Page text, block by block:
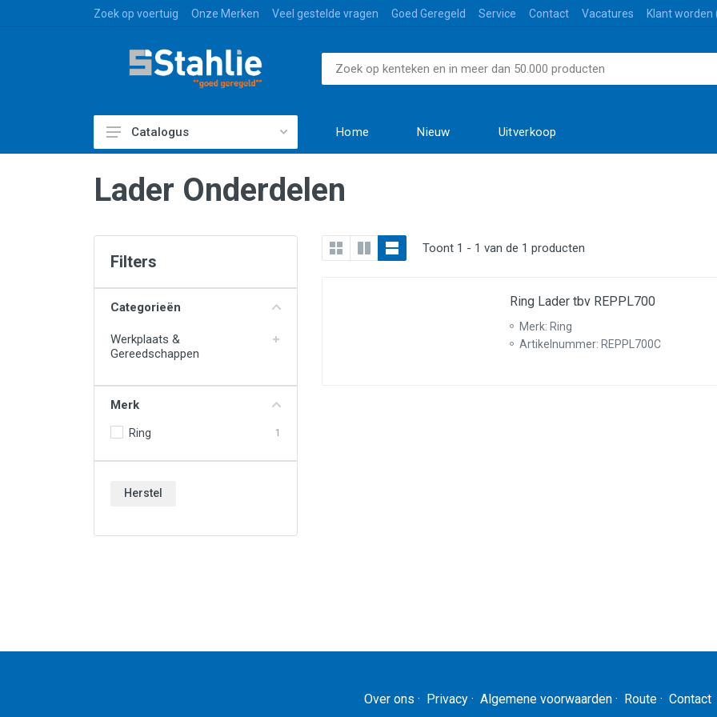
Zoek op voertuig Onze Merken Veel gestelde vragen Goed Geregeld Service Contact Vacatures Klant worden
Bagage & Transport
Paint & Non-Paint
Slijtage- & Universele Delen
Verlichting & Elektronica
Werkplaats & Gereedschappen
Wielen & Toebehoren
Catalogus Home Nieuw Uitverkoop
Lader Onderdelen
Filters
Categorieën
Werkplaats &
Gereedschappen
Merk
Ring 1
Herstel
Toont 1 - 1 van de 1 producten
Ring Lader tbv REPPL700
Merk: Ring
Artikelnummer: REPPL700C
Over ons · Privacy · Algemene voorwaarden · Route · Contact